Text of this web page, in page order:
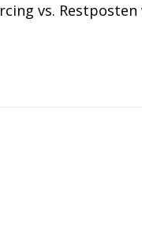
vs. Restposten